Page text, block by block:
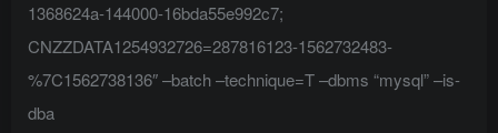
1368624a-144000-16bda55e992c7;
CNZZDATA1254932726=287816123-1562732483-
%7C1562738136″ –batch –technique=T –dbms “mysql” –is-
dba